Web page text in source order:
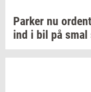
Par­ker nu
ind i bil på smal